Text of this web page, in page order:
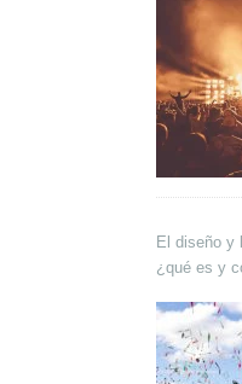
El diseño y
¿qué es y